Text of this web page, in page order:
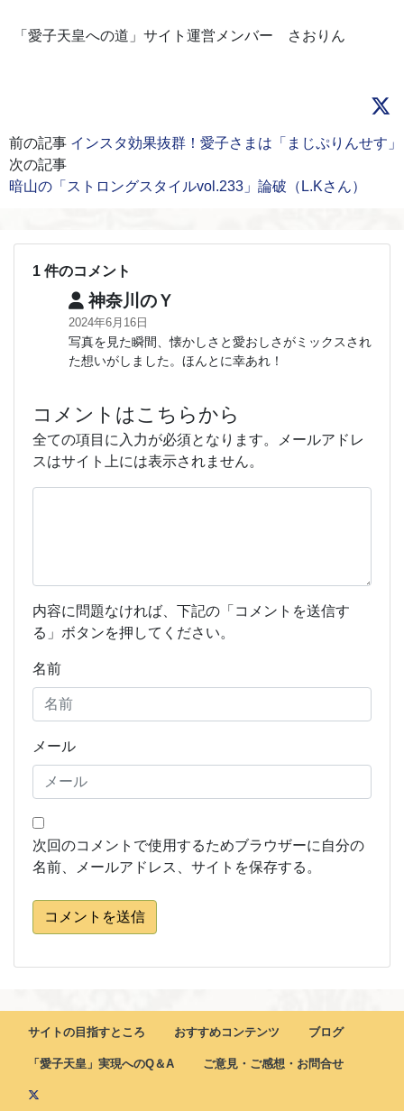
「愛子天皇への道」サイト運営メンバー さおりん
前の記事 インスタ効果抜群！愛子さまは「まじぷりんせす」
次の記事
暗山の「ストロングスタイルvol.233」論破（L.Kさん）
1 件のコメント
神奈川のＹ
2024年6月16日
写真を見た瞬間、懐かしさと愛おしさがミックスされ
た想いがしました。ほんとに幸あれ！
コメントはこちらから
全ての項目に入力が必須となります。メールアドレ
スはサイト上には表示されません。
内容に問題なければ、下記の「コメントを送信す
る」ボタンを押してください。
名前
メール
次回のコメントで使用するためブラウザーに自分の
名前、メールアドレス、サイトを保存する。
コメントを送信
サイトの目指すところ おすすめコンテンツ ブログ
「愛子天皇」実現へのQ＆A ご意見・ご感想・お問合せ